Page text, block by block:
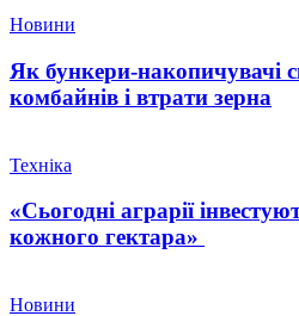
Новини
Як бункери-накопичувачі
комбайнів і втрати зерна
Техніка
«Сьогодні аграрії
кожного гектара»
Новини